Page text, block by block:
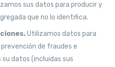
sus datos para producir y
que no lo identifica.
Utilizamos datos para
de fraudes e
datos (incluidas sus